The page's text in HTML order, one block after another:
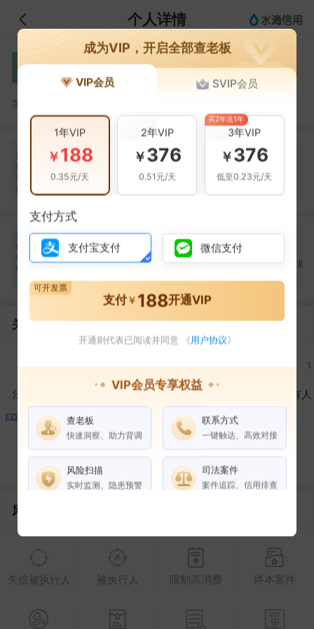
个人详情
刘 刘超
简介：
风
险
扫
描
自身风险
暂无风险
关联风险
开庭公告(8条)
提示信息
当前企业(0条)
合
作
伙
伴
呼 呼显辉
合作1次
吉林省泽通公路开发建
王 合作1次
吉林省吉高路业发展有
高
吉林省吉高路业发展有
关联企业
1
法定代表人 对外投资
9
在外任职
1
作为受益所有人
控制企业 所属集团
3
合作伙伴
风险信息
失信被执行人 被执行人 限制高消费 终本案件
成为VIP，开启全部查老板
VIP会员 SVIP会员
1年VIP
￥188
0.35元/天
2年VIP
￥376
0.51元/天
3年VIP
￥376
低至0.23元/天
买2年送1年
支付方式
支付宝支付 微信支付
支付￥ 188开通VIP
可开发票
开通则代表已阅读并同意 《用户协议》
VIP会员专享权益
查老板
快速洞察、助力背调
联系方式
一键触达、高效对接
风险扫描
实时监测、隐患预警
司法案件
案件追踪、信用排查
权益说明 VIP会员 SVIP会员
企业全部电话